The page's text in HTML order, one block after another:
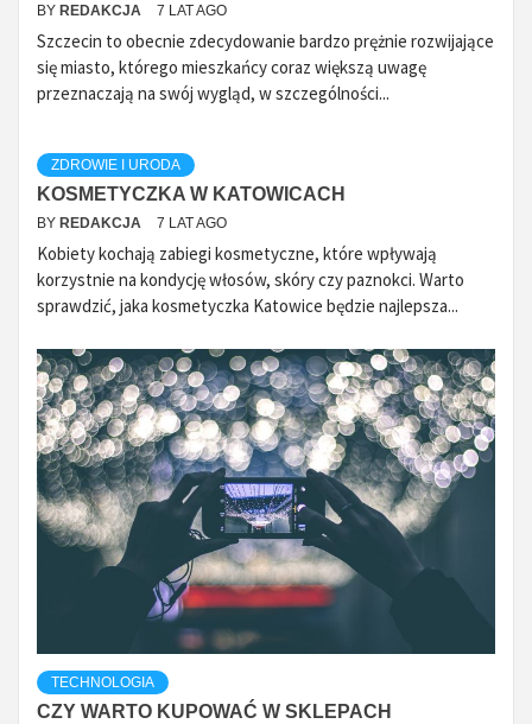
BY REDAKCJA 7 LAT AGO
Szczecin to obecnie zdecydowanie bardzo prężnie rozwijające
się miasto, którego mieszkańcy coraz większą uwagę
przeznaczają na swój wygląd, w szczególności...
ZDROWIE I URODA
KOSMETYCZKA W KATOWICACH
BY REDAKCJA 7 LAT AGO
Kobiety kochają zabiegi kosmetyczne, które wpływają
korzystnie na kondycję włosów, skóry czy paznokci. Warto
sprawdzić, jaka kosmetyczka Katowice będzie najlepsza...
TECHNOLOGIA
CZY WARTO KUPOWAĆ W SKLEPACH